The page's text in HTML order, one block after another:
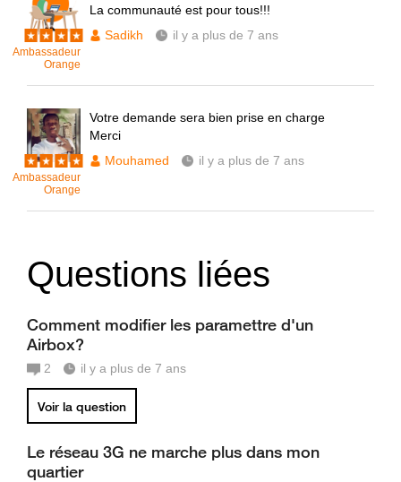
Ambassadeur
Orange
La communauté est pour tous!!!
Sadikh
il y a plus de 7 ans
Ambassadeur
Orange
Votre demande sera bien prise en charge
Merci
Mouhamed
il y a plus de 7 ans
Questions liées
Comment modifier les paramettre d'un
Airbox?
2 il y a plus de 7 ans
Voir la question
Le réseau 3G ne marche plus dans mon
quartier